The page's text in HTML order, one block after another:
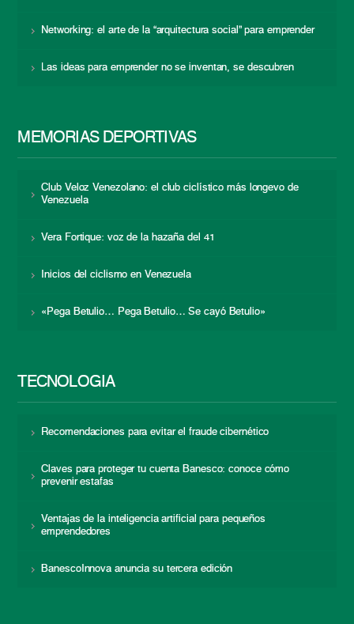
Networking: el arte de la “arquitectura social” para emprender
Las ideas para emprender no se inventan, se descubren
MEMORIAS DEPORTIVAS
Club Veloz Venezolano: el club ciclístico más longevo de
Venezuela
Vera Fortique: voz de la hazaña del 41
Inicios del ciclismo en Venezuela
«Pega Betulio… Pega Betulio… Se cayó Betulio»
TECNOLOGÍA
Recomendaciones para evitar el fraude cibernético
Claves para proteger tu cuenta Banesco: conoce cómo
prevenir estafas
Ventajas de la inteligencia artificial para pequeños
emprendedores
BanescoInnova anuncia su tercera edición